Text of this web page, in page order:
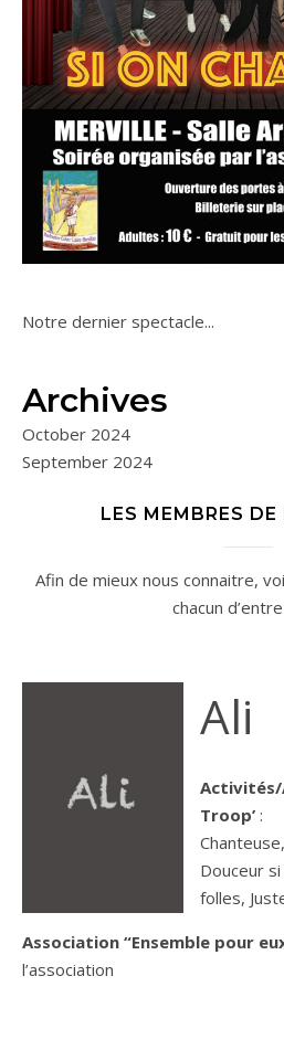
Notre dernier spectacle...
Archives
October 2024
September 2024
LES MEMBRES DE
Afin de mieux nous connaitre, voici un petit descriptif de
chacun
Ali
Activités/
Troop’ :
Douceur
folles,
Association “Ensemble pour
l’association